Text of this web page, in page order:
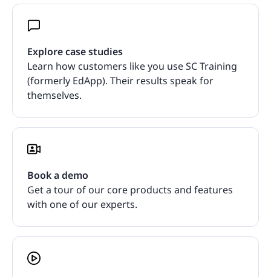
Explore case studies
Learn how customers like you use SC Training
(formerly EdApp). Their results speak for
themselves.
Book a demo
Get a tour of our core products and features
with one of our experts.